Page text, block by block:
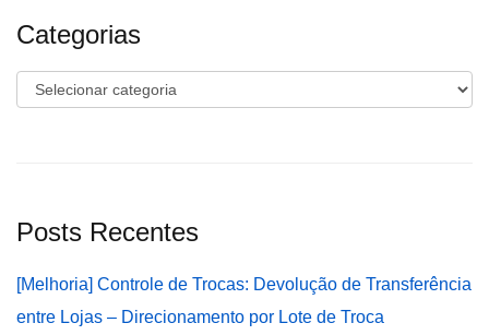
Categorias
Categorias
Posts Recentes
[Melhoria] Controle de Trocas: Devolução de Transferência
entre Lojas – Direcionamento por Lote de Troca